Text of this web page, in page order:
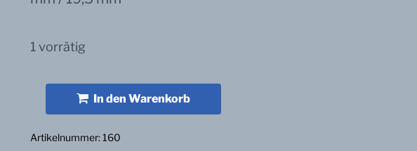
1 vorrätig
In den Warenkorb
Artikelnummer:160